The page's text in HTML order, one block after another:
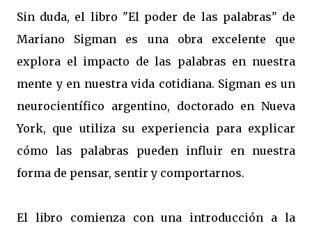
Sin duda, el libro "El poder de las palabras" de
Mariano Sigman es una obra excelente que
explora el impacto de las palabras en nuestra
mente y en nuestra vida cotidiana. Sigman es un
neurocientífico argentino, doctorado en Nueva
York, que utiliza su experiencia para explicar
cómo las palabras pueden influir en nuestra
forma de pensar, sentir y comportarnos.
El libro comienza con una introducción a la